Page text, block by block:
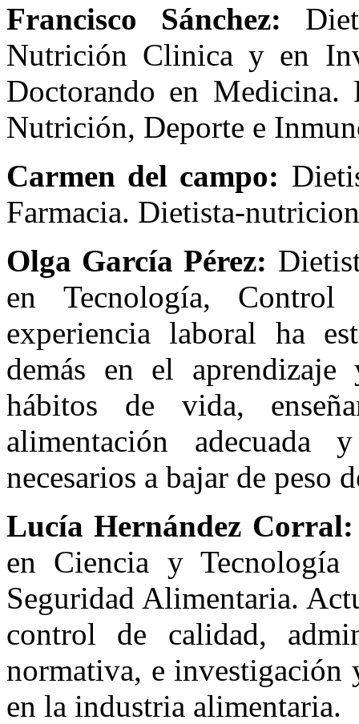
Francisco Sánchez:
Nutrición Clinica y en
Doctorando en Medicina.
Nutrición, Deporte e
Carmen del campo:
Farmacia. Dietista-
Olga García Pérez:
en Tecnología,
experiencia laboral ha
demás en el
hábitos de vida,
alimentación
necesarios a bajar de peso
Lucía Hernández Corral:
en Ciencia y
Seguridad Alimentaria.
control de calidad,
normativa, e investigación
en la industria alimentaria.